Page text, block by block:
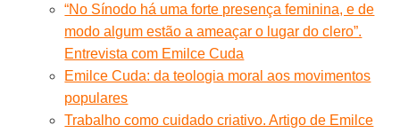
“No Sínodo há uma forte presença feminina, e de
modo algum estão a ameaçar o lugar do clero”.
Entrevista com Emilce Cuda
Emilce Cuda: da teologia moral aos movimentos
populares
Trabalho como cuidado criativo. Artigo de Emilce